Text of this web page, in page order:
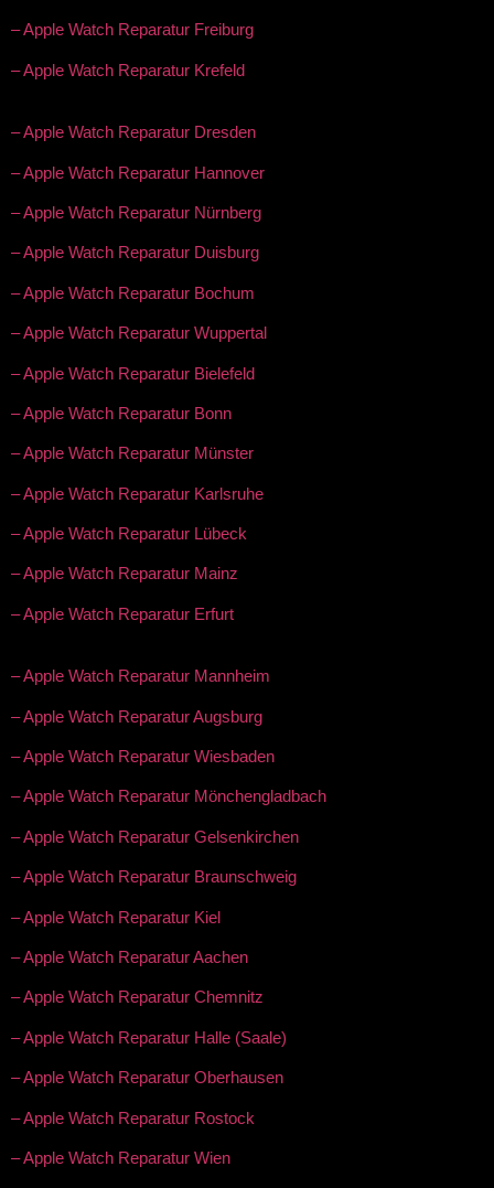
– Apple Watch Reparatur Freiburg
– Apple Watch Reparatur Krefeld
– Apple Watch Reparatur Dresden
– Apple Watch Reparatur Hannover
– Apple Watch Reparatur Nürnberg
– Apple Watch Reparatur Duisburg
– Apple Watch Reparatur Bochum
– Apple Watch Reparatur Wuppertal
– Apple Watch Reparatur Bielefeld
– Apple Watch Reparatur Bonn
– Apple Watch Reparatur Münster
– Apple Watch Reparatur Karlsruhe
– Apple Watch Reparatur Lübeck
– Apple Watch Reparatur Mainz
– Apple Watch Reparatur Erfurt
– Apple Watch Reparatur Mannheim
– Apple Watch Reparatur Augsburg
– Apple Watch Reparatur Wiesbaden
– Apple Watch Reparatur Mönchengladbach
– Apple Watch Reparatur Gelsenkirchen
– Apple Watch Reparatur Braunschweig
– Apple Watch Reparatur Kiel
– Apple Watch Reparatur Aachen
– Apple Watch Reparatur Chemnitz
– Apple Watch Reparatur Halle (Saale)
– Apple Watch Reparatur Oberhausen
– Apple Watch Reparatur Rostock
– Apple Watch Reparatur Wien